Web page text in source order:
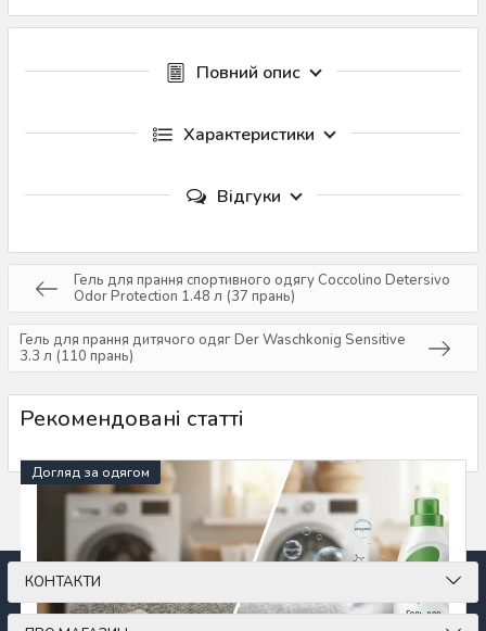
Повний опис
Характеристики
Відгуки
Гель для прання спортивного одягу Coccolino Detersivo
Odor Protection 1.48 л (37 прань)
Гель для прання дитячого одяг Der Waschkonig Sensitive
3.3 л (110 прань)
Рекомендовані статті
Догляд за одягом
КОНТАКТИ